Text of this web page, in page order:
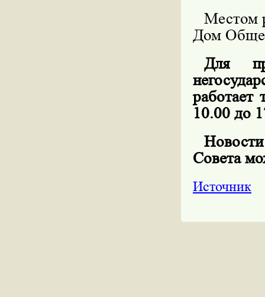
Местом
Дом
Для
работает
10.00 до
Совета
Источник